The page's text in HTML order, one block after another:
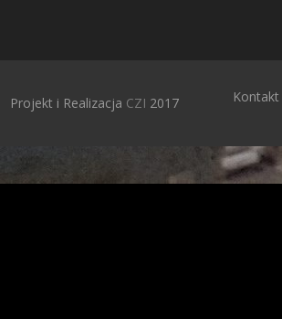
Projekt i Realizacja CZI 2017 Kontakt